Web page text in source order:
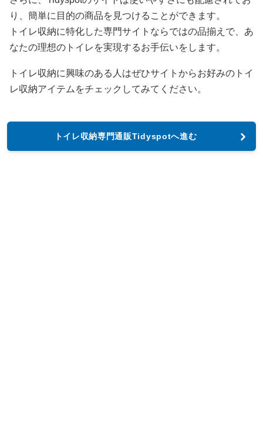
り、簡単に目的の商品を見つけることができます。
トイレ収納に特化した専門サイトならではの品揃えで、あ
なたの理想のトイレを実現するお手伝いをします。
トイレ収納に興味のある人はぜひサイトからお好みのトイ
レ収納アイテムをチェックしてみてください。
トイレ収納専門通販Tidyspotへ進む